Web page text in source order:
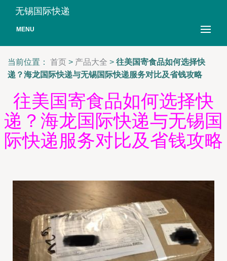
无锡国际快递
MENU
当前位置： 首页 > 产品大全 > 往美国寄食品如何选择快
递？海龙国际快递与无锡国际快递服务对比及省钱攻略
往美国寄食品如何选择快
递？海龙国际快递与无锡国
际快递服务对比及省钱攻略